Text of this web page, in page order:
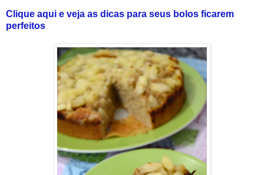
Clique aqui e veja as dicas para seus bolos ficarem
perfeitos